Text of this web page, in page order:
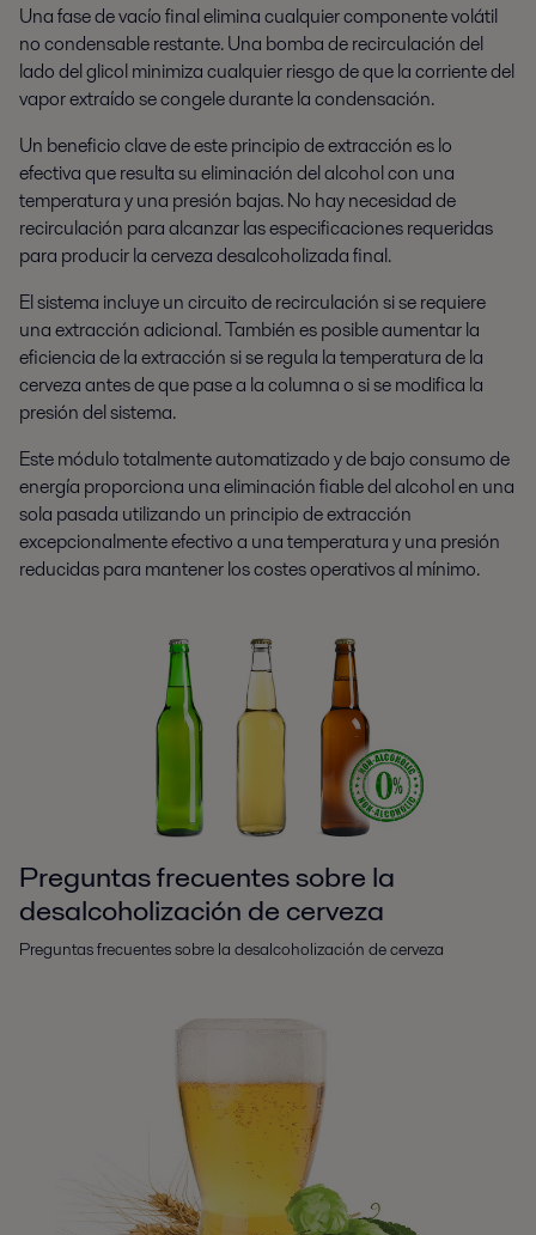
Una fase de vacío final elimina cualquier componente volátil
no condensable restante. Una bomba de recirculación del
lado del glicol minimiza cualquier riesgo de que la corriente del
vapor extraído se congele durante la condensación.
Un beneficio clave de este principio de extracción es lo
efectiva que resulta su eliminación del alcohol con una
temperatura y una presión bajas. No hay necesidad de
recirculación para alcanzar las especificaciones requeridas
para producir la cerveza desalcoholizada final.
El sistema incluye un circuito de recirculación si se requiere
una extracción adicional. También es posible aumentar la
eficiencia de la extracción si se regula la temperatura de la
cerveza antes de que pase a la columna o si se modifica la
presión del sistema.
Este módulo totalmente automatizado y de bajo consumo de
energía proporciona una eliminación fiable del alcohol en una
sola pasada utilizando un principio de extracción
excepcionalmente efectivo a una temperatura y una presión
reducidas para mantener los costes operativos al mínimo.
Preguntas frecuentes sobre la
desalcoholización de cerveza
Preguntas frecuentes sobre la desalcoholización de cerveza